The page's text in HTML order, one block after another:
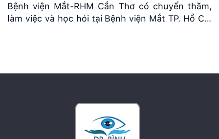
Bệnh viện Mắt-RHM Cần Thơ có chuyến thăm,
làm việc và học hỏi tại Bệnh viện Mắt TP. Hồ Chí